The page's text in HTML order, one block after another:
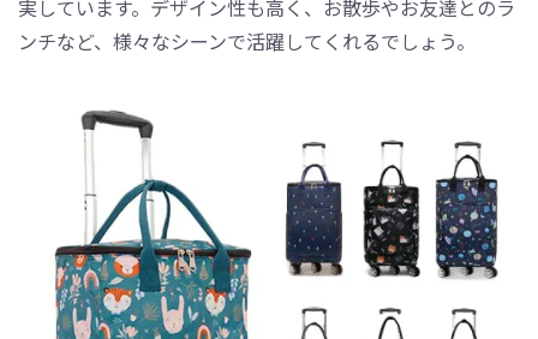
実しています。デザイン性も高く、お散歩やお友達とのラ
ンチなど、様々なシーンで活躍してくれるでしょう。